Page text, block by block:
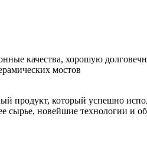
качества, хорошую
мостов
продукт, который успешно
сырье, новейшие технологии и